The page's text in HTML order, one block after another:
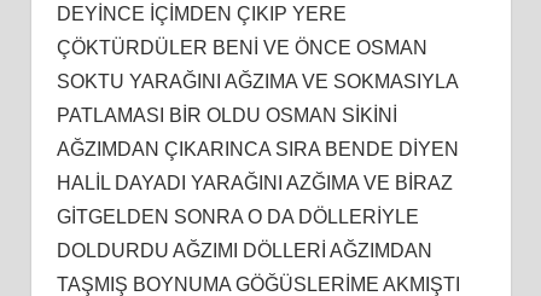
DEYİNCE İÇİMDEN ÇIKIP YERE
ÇÖKTÜRDÜLER BENİ VE ÖNCE OSMAN
SOKTU YARAĞINI AĞZIMA VE SOKMASIYLA
PATLAMASI BİR OLDU OSMAN SİKİNİ
AĞZIMDAN ÇIKARINCA SIRA BENDE DİYEN
HALİL DAYADI YARAĞINI AZĞIMA VE BİRAZ
GİTGELDEN SONRA O DA DÖLLERİYLE
DOLDURDU AĞZIMI DÖLLERİ AĞZIMDAN
TAŞMIŞ BOYNUMA GÖĞÜSLERİME AKMIŞTI